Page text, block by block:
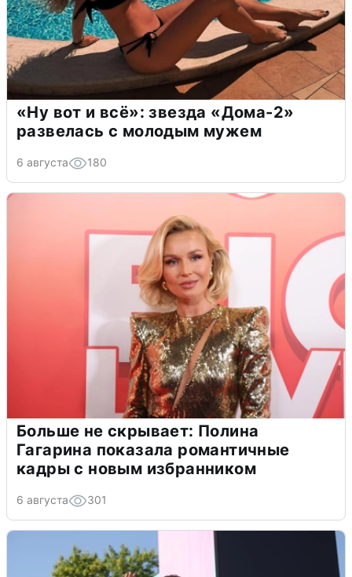
«Ну вот и всё»: звезда «Дома-2»
развелась с молодым мужем
6 августа 180
Больше не скрывает: Полина
Гагарина показала романтичные
кадры с новым избранником
6 августа 301